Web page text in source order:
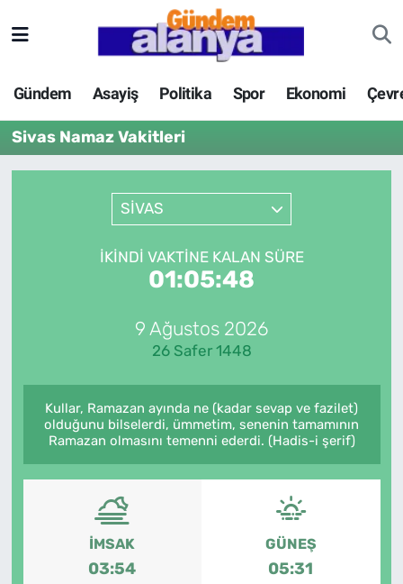
Gündem Asayiş Politika Spor Ekonomi
Sivas Namaz Vakitleri
SİVAS
İKINDI VAKTINE KALAN SÜRE
01:05:48
9 Ağustos 2026
26 Safer 1448
Kullar, Ramazan ayında ne (kadar sevap ve fazilet)
olduğunu bilselerdi, ümmetim, senenin tamamının
Ramazan olmasını temenni ederdi. (Hadis-i şerif)
İMSAK
03:54
GÜNEŞ
05:31